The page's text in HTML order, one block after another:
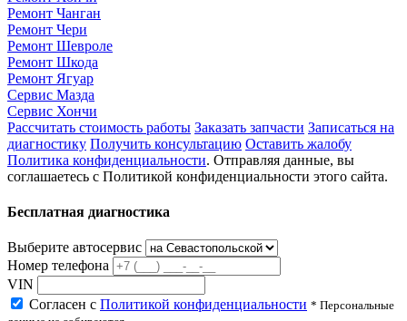
Ремонт Чанган
Ремонт Чери
Ремонт Шевроле
Ремонт Шкода
Ремонт Ягуар
Сервис Мазда
Сервис Хончи
Рассчитать стоимость работы Заказать запчасти Записаться на
диагностику Получить консультацию Оставить жалобу
Политика конфиденциальности. Отправляя данные, вы
соглашаетесь с Политикой конфиденциальности этого сайта.
Бесплатная диагностика
Выберите автосервис
Номер телефона
VIN
Согласен с Политикой конфиденциальности * Персональные